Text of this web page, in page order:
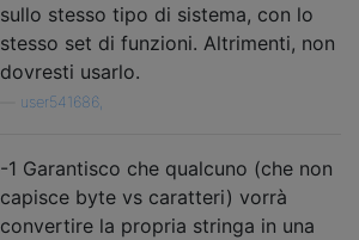
sullo stesso tipo di sistema, con lo
stesso set di funzioni. Altrimenti, non
dovresti usarlo.
user541686,
-1 Garantisco che qualcuno (che non
capisce byte vs caratteri) vorrà
convertire la propria stringa in una